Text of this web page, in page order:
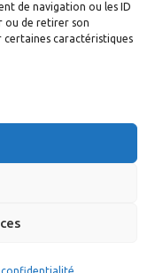
de navigation ou les ID
ou de retirer son
caractéristiques